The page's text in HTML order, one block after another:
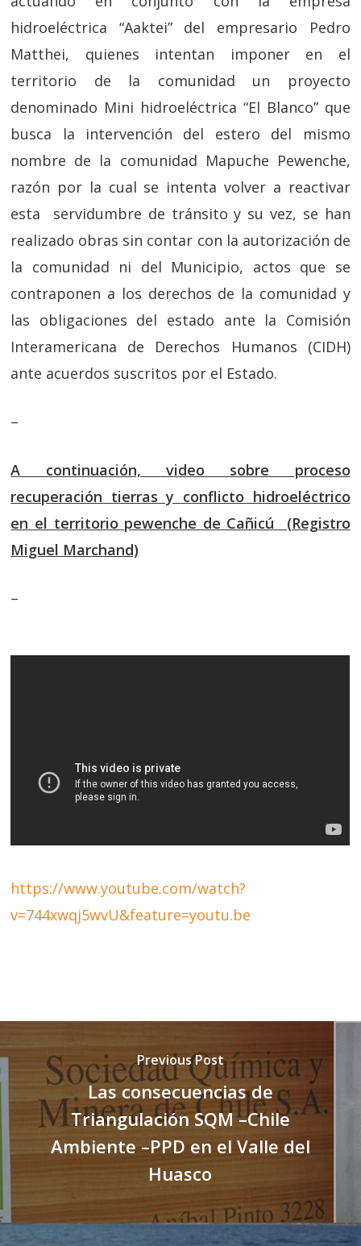
hidroeléctrica “Aaktei” del empresario Pedro
Matthei, quienes intentan imponer en el
territorio de la comunidad un proyecto
denominado Mini hidroeléctrica “El Blanco” que
busca la intervención del estero del mismo
nombre de la comunidad Mapuche Pewenche,
razón por la cual se intenta volver a reactivar
esta servidumbre de tránsito y su vez, se han
realizado obras sin contar con la autorización de
la comunidad ni del Municipio, actos que se
contraponen a los derechos de la comunidad y
las obligaciones del estado ante la Comisión
Interamericana de Derechos Humanos (CIDH)
ante acuerdos suscritos por el Estado.
–
A continuación, video sobre proceso
recuperación tierras y conflicto hidroeléctrico
en el territorio pewenche de Cañicú (Registro
Miguel Marchand)
–
https://www.youtube.com/watch?
v=744xwqj5wvU&feature=youtu.be
Previous Post
Las consecuencias de
Triangulación SQM –Chile
Ambiente –PPD en el Valle del
Huasco